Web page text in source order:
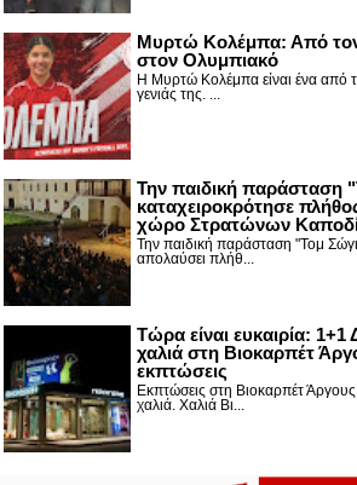
Μυρτώ Κολέμπα: Από
στον Ολυμπιακό
Η Μυρτώ Κολέμπα είναι ένα από
γενιάς της. ...
Την παιδική παράσταση
καταχειροκρότησε
χώρο Στρατώνων
Την παιδική παράσταση "Τομ
απολαύσει πλήθ...
Τώρα είναι ευκαιρία:
χαλιά στη Βιοκαρπέτ
εκπτώσεις
Εκπτώσεις στη Βιοκαρπέτ
χαλιά. Χαλιά Βι...